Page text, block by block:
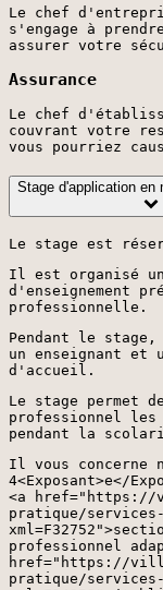
Le chef
s'engage à
assurer votre
Assurance
Le chef
couvrant votre
vous pourriez
Stage d'application en
Le stage est
Il est organisé
d'enseignement
professionnelle.
Pendant le
un enseignant et
d'accueil.
Le stage permet
professionnel
pendant la
Il vous concerne
4<Exposant>e</
<a
pratique/
professionnel
href="https://
pratique/